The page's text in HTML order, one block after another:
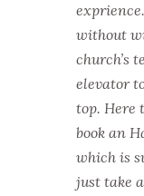
exprience.
without
church’s
elevator
top. Here
book an
which is
just take